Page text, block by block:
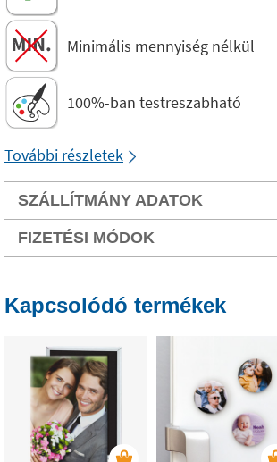
Minimális mennyiség nélkül
100%-ban testreszabható
További részletek
SZÁLLÍTMÁNY ADATOK
FIZETÉSI MÓDOK
Kapcsolódó termékek